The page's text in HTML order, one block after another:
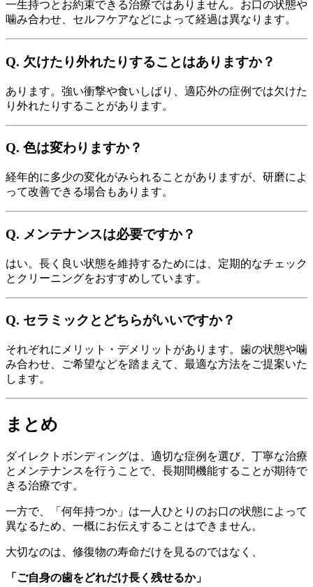
一生持つとお約束できる治療ではありません。お口の状態や
噛み合わせ、セルフケアなどによって経過は異なります。
Q. 欠けたり外れたりすることはありますか？
あります。強い衝撃や食いしばり、適応外の症例では欠けた
り外れたりすることがあります。
Q. 色は変わりますか？
経年的に多少の変化がみられることがありますが、研磨によ
って改善できる場合もあります。
Q. メンテナンスは必要ですか？
はい。長く良い状態を維持するためには、定期的なチェック
とクリーニングをおすすめしています。
Q. セラミックとどちらがいいですか？
それぞれにメリット・デメリットがあります。歯の状態や噛
み合わせ、ご希望などを踏まえて、最適な方法をご提案いた
します。
まとめ
ダイレクトボンディングは、適切な症例を選び、丁寧な治療
とメンテナンスを行うことで、長期間機能することが期待で
きる治療です。
一方で、「何年持つか」は一人ひとりのお口の状態によって
異なるため、一概にお伝えすることはできません。
大切なのは、修復物の寿命だけを見るのではなく、
「ご自身の歯をどれだけ長く残せるか」